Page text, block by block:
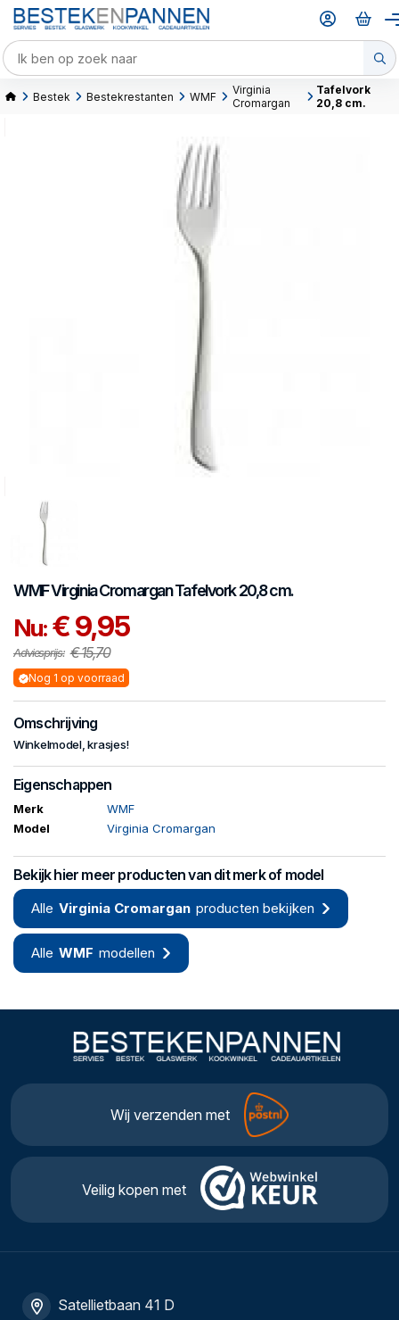
Bestek Bestekrestanten WMF
Virginia
Cromargan
Tafelvork
20,8 cm.
WMFVirginia CromarganTafelvork 20,8 cm.
Nu:€ 9,95
Adviesprijs: € 15,70
Nog 1 op voorraad
Omschrijving
Winkelmodel, krasjes!
Eigenschappen
Merk
WMF
Model
Virginia Cromargan
Bekijk hier meer producten van dit merk of model
Alle Virginia Cromargan producten bekijken
Alle WMF modellen
Wij verzenden met
Veilig kopen met
Satellietbaan 41 D